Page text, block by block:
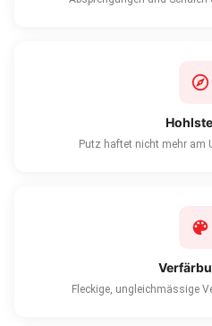
Putz haftet nicht mehr am
Fleckige, ungleichmässige